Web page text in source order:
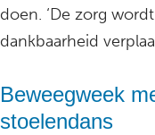
doen. ‘De zorg
dankbaarheid
Beweegweek
stoelendans